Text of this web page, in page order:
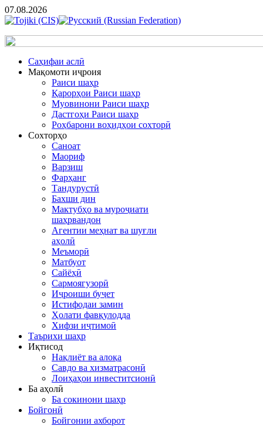
07.08.2026
Cаҳифаи аслӣ
Мақомоти иҷроия
Раиси шаҳр
Қарорҳои Раиси шаҳр
Муовинони Раиси шаҳр
Дастгоҳи Раиси шаҳр
Роҳбарони воҳидҳои сохторӣ
Сохторҳо
Саноат
Маориф
Варзиш
Фарҳанг
Тандурустӣ
Бахши дин
Мактубҳо ва муроҷиати
шаҳрвандон
Агентии меҳнат ва шуғли
аҳолӣ
Меъморӣ
Матбуот
Сайёҳӣ
Сармоягузорӣ
Иҷроиши буҷет
Истифодаи замин
Ҳолати фавқулодда
Хифзи иҷтимоӣ
Таърихи шаҳр
Иқтисод
Нақлиёт ва алоқа
Савдо ва хизматрасонӣ
Лоиҳаҳои инвеститсионӣ
Ба аҳолӣ
Ба сокинони шаҳр
Бойгонӣ
Бойгонии ахборот